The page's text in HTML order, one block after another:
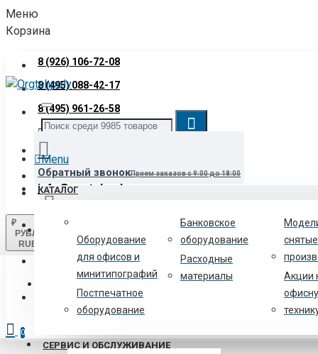
Меню
Корзина
8 (926) 106-72-08
8 (495) 088-42-17
8 (495) 961-26-58
Звонок бесплатный
info@orgtehpoly.com
₽
РУБЛЬ
RUB
Обратный звонокПрием заказов с 9:00 до 18:00
Нашли товар дешевле? Сообщите нам и мы снизим для вас
Текстильщики-схема проезда2-й Грайвороновский проезд,
Menu
КАТАЛОГ
Оборудование
для офисов и
минитипографий
Постпечатное
оборудование
Банковское
оборудование
Расходные
материалы
Акции
СЕРВИС И ОБСЛУЖИВАНИЕ
Регистрация
8 (800) 700-06-12
0